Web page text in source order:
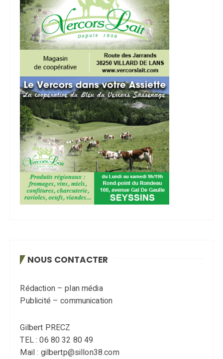
NOUS CONTACTER
Rédaction – plan média
Publicité – communication
Gilbert PRECZ
TEL : 06 80 32 80 49
Mail : gilbertp@sillon38.com